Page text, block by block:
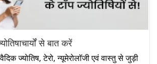
से बात करें
ज्योतिष, टेरो, न्यूमेरोलॉजी एवं वास्तु से जुड़ी